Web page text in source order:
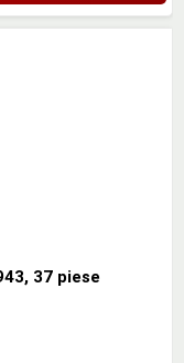
37 piese